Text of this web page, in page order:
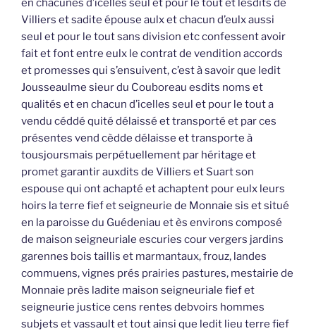
en chacunes d’icelles seul et pour le tout et lesdits de
Villiers et sadite épouse aulx et chacun d’eulx aussi
seul et pour le tout sans division etc confessent avoir
fait et font entre eulx le contrat de vendition accords
et promesses qui s’ensuivent, c’est à savoir que ledit
Jousseaulme sieur du Couboreau esdits noms et
qualités et en chacun d’icelles seul et pour le tout a
vendu céddé quité délaissé et transporté et par ces
présentes vend cèdde délaisse et transporte à
tousjoursmais perpétuellement par héritage et
promet garantir auxdits de Villiers et Suart son
espouse qui ont achapté et achaptent pour eulx leurs
hoirs la terre fief et seigneurie de Monnaie sis et situé
en la paroisse du Guédeniau et ès environs composé
de maison seigneuriale escuries cour vergers jardins
garennes bois taillis et marmantaux, frouz, landes
commuens, vignes prés prairies pastures, mestairie de
Monnaie près ladite maison seigneuriale fief et
seigneurie justice cens rentes debvoirs hommes
subjets et vassault et tout ainsi que ledit lieu terre fief